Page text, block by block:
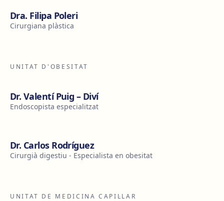
Dra. Filipa Poleri
Cirurgiana plàstica
UNITAT D'OBESITAT
Dr. Valentí Puig – Diví
Endoscopista especialitzat
Dr. Carlos Rodríguez
Cirurgià digestiu - Especialista en obesitat
UNITAT DE MEDICINA CAPIL·LAR